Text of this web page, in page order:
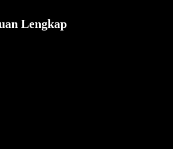
Lengkap